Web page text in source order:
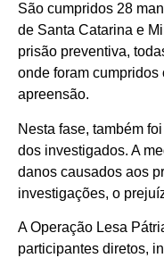
São cumpridos 28
de Santa Catarina e
prisão preventiva,
onde foram
apreensão.
Nesta fase, também
dos investigados. A
danos causados aos
investigações, o
A Operação Lesa
participantes diretos,